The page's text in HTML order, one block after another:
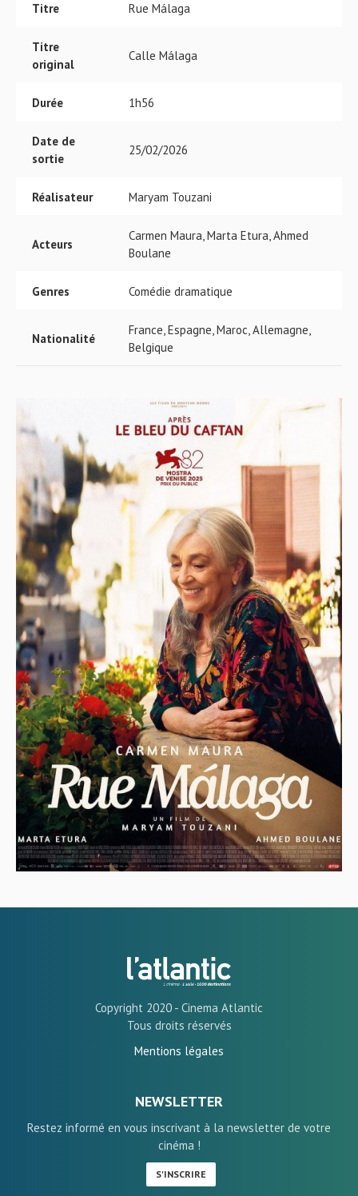
Titre Rue Málaga
Titre
original
Calle Málaga
Durée 1h56
Date de
sortie
25/02/2026
Réalisateur Maryam Touzani
Acteurs
Carmen Maura, Marta Etura, Ahmed
Boulane
Genres Comédie dramatique
Nationalité
France, Espagne, Maroc, Allemagne,
Belgique
Copyright 2020 - Cinema Atlantic
Tous droits réservés
Mentions légales
NEWSLETTER
Restez informé en vous inscrivant à la newsletter de votre
cinéma !
S'INSCRIRE